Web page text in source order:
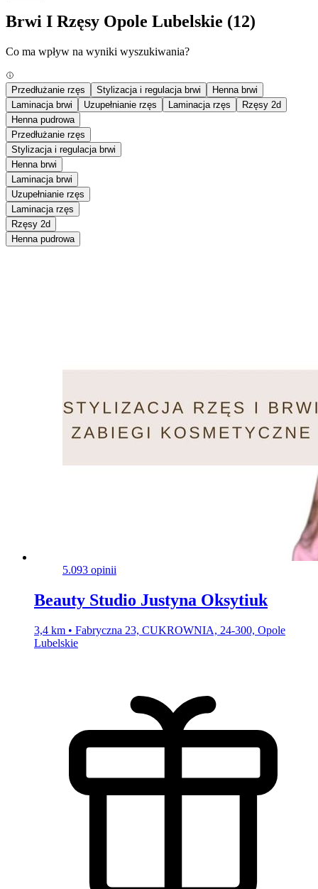
Brwi I Rzęsy Opole Lubelskie (12)
Co ma wpływ na wyniki wyszukiwania?
Przedłużanie rzęs Stylizacja i regulacja brwi
Henna brwi
Laminacja brwi
Uzupełnianie rzęs Laminacja rzęs
Rzęsy 2d
Henna pudrowa
Przedłużanie rzęs
Stylizacja i regulacja brwi
Henna brwi
Laminacja brwi
Uzupełnianie rzęs
Laminacja rzęs
Rzęsy 2d
Henna pudrowa
5.093 opinii
Beauty Studio Justyna Oksytiuk
3,4 km • Fabryczna 23, CUKROWNIA, 24-300, Opole
Lubelskie